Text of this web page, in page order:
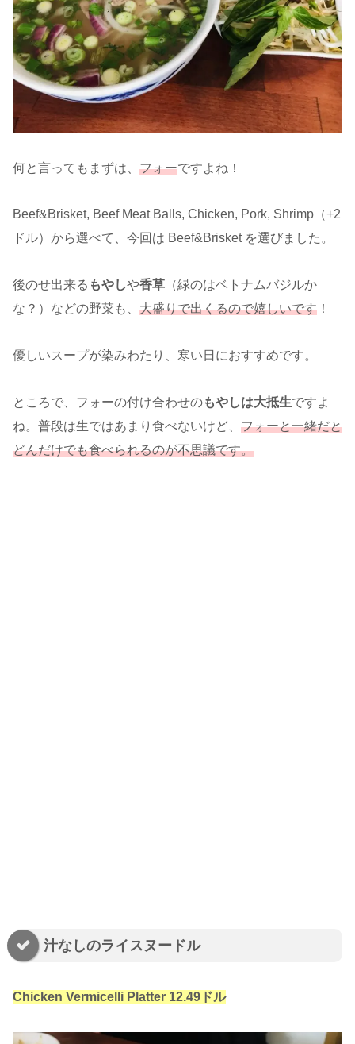
何と言ってもまずは、 フォーですよね！
Beef&Brisket, Beef Meat Balls, Chicken, Pork, Shrimp（+2
ドル）から選べて、今回は Beef&Brisket を選びました。
後のせ出来る もやしや香草 （緑のはベトナムバジルか
な？）などの野菜も、 大盛りで出くるので嬉しいです ！
優しいスープが染みわたり、寒い日におすすめです。
ところで、フォーの付け合わせのもやしは大抵生ですよ
ね。普段は生ではあまり食べないけど、 フォーと一緒だと
どんだけでも食べられるのが不思議です。
汁なしのライスヌードル
Chicken Vermicelli Platter 12.49ドル